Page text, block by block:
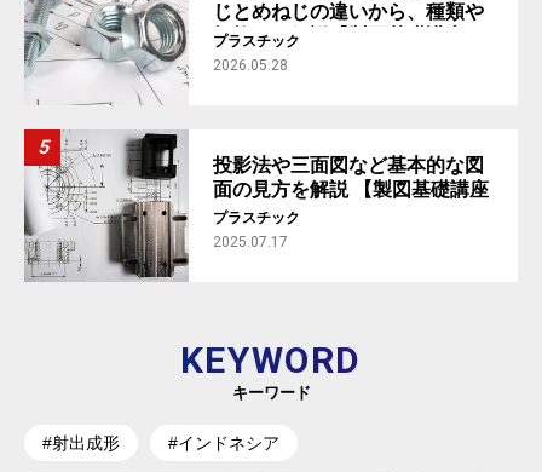
じとめねじの違いから、種類や
規格まで解説【製図基礎講座
#5】
プラスチック
2026.05.28
投影法や三面図など基本的な図
面の見方を解説 【製図基礎講座
#1】
プラスチック
2025.07.17
KEYWORD
キーワード
#射出成形 #インドネシア